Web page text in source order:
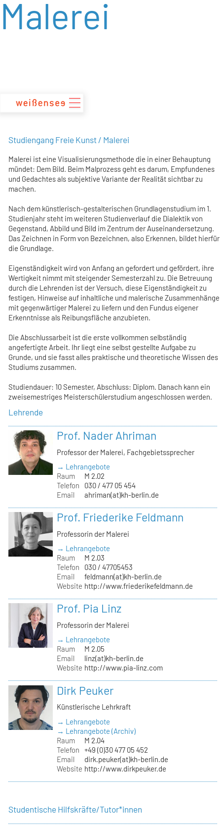
zum
Inhalt
Malerei
Studiengang Freie Kunst / Malerei
Malerei ist eine Visualisierungsmethode die in einer Behauptung
mündet: Dem Bild. Beim Malprozess geht es darum, Empfundenes
und Gedachtes als subjektive Variante der Realität sichtbar zu
machen.
Nach dem künstlerisch-gestalterischen Grundlagenstudium im 1.
Studienjahr steht im weiteren Studienverlauf die Dialektik von
Gegenstand, Abbild und Bild im Zentrum der Auseinandersetzung.
Das Zeichnen in Form von Bezeichnen, also Erkennen, bildet hierfür
die Grundlage.
Eigenständigkeit wird von Anfang an gefordert und gefördert, ihre
Wertigkeit nimmt mit steigender Semesterzahl zu. Die Betreuung
durch die Lehrenden ist der Versuch, diese Eigenständigkeit zu
festigen, Hinweise auf inhaltliche und malerische Zusammenhänge
mit gegenwärtiger Malerei zu liefern und den Fundus eigener
Erkenntnisse als Reibungsfläche anzubieten.
Die Abschlussarbeit ist die erste vollkommen selbständig
angefertigte Arbeit. Ihr liegt eine selbst gestellte Aufgabe zu
Grunde, und sie fasst alles praktische und theoretische Wissen des
Studiums zusammen.
Studiendauer: 10 Semester, Abschluss: Diplom. Danach kann ein
zweisemestriges Meisterschülerstudium angeschlossen werden.
Lehrende
Prof. Nader Ahriman
Professor der Malerei, Fachgebietssprecher
→ Lehrangebote
Raum
M 2.02
Telefon
030 / 477 05 454
Email
ahriman(at)kh-berlin.de
Prof. Friederike Feldmann
Professorin der Malerei
→ Lehrangebote
Raum
M 2.03
Telefon
030 / 47705453
Email
feldmann(at)kh-berlin.de
Website http://www.friederikefeldmann.de
Prof. Pia Linz
Professorin der Malerei
→ Lehrangebote
Raum
M 2.05
Email
linz(at)kh-berlin.de
Website http://www.pia-linz.com
Dirk Peuker
Künstlerische Lehrkraft
→ Lehrangebote
→ Lehrangebote (Archiv)
Raum
M 2.04
Telefon
+49 (0)30 477 05 452
Email
dirk.peuker(at)kh-berlin.de
Website http://www.dirkpeuker.de
Studentische Hilfskräfte/Tutor*innen